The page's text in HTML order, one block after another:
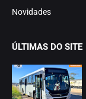
Novidades
ÚLTIMAS DO SITE